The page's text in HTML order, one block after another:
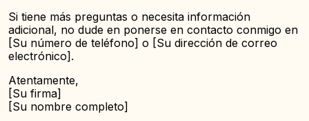
Si tiene más preguntas o necesita información
adicional, no dude en ponerse en contacto conmigo en
[Su número de teléfono] o [Su dirección de correo
electrónico].
Atentamente,
[Su firma]
[Su nombre completo]